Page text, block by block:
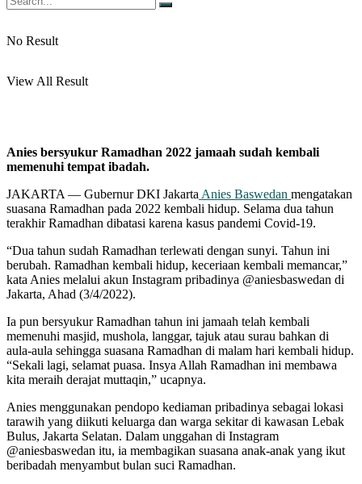
No Result
View All Result
Anies bersyukur Ramadhan 2022 jamaah sudah kembali
memenuhi tempat ibadah.
JAKARTA — Gubernur DKI Jakarta Anies Baswedan mengatakan
suasana Ramadhan pada 2022 kembali hidup. Selama dua tahun
terakhir Ramadhan dibatasi karena kasus pandemi Covid-19.
“Dua tahun sudah Ramadhan terlewati dengan sunyi. Tahun ini
berubah. Ramadhan kembali hidup, keceriaan kembali memancar,”
kata Anies melalui akun Instagram pribadinya @aniesbaswedan di
Jakarta, Ahad (3/4/2022).
Ia pun bersyukur Ramadhan tahun ini jamaah telah kembali
memenuhi masjid, mushola, langgar, tajuk atau surau bahkan di
aula-aula sehingga suasana Ramadhan di malam hari kembali hidup.
“Sekali lagi, selamat puasa. Insya Allah Ramadhan ini membawa
kita meraih derajat muttaqin,” ucapnya.
Anies menggunakan pendopo kediaman pribadinya sebagai lokasi
tarawih yang diikuti keluarga dan warga sekitar di kawasan Lebak
Bulus, Jakarta Selatan. Dalam unggahan di Instagram
@aniesbaswedan itu, ia membagikan suasana anak-anak yang ikut
beribadah menyambut bulan suci Ramadhan.